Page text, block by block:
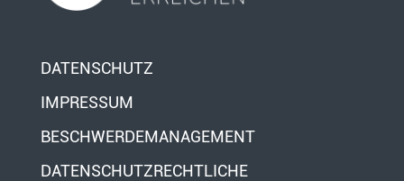
DATENSCHUTZ
IMPRESSUM
BESCHWERDEMANAGEMENT
DATENSCHUTZRECHTLICHE